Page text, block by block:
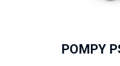
POMPY